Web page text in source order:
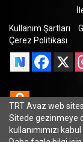
Kullanım Şartları
Çerez Politikası
X
Odnoklassniki
TRT Avaz web
Sitede gezinmeye
kullanımımızı